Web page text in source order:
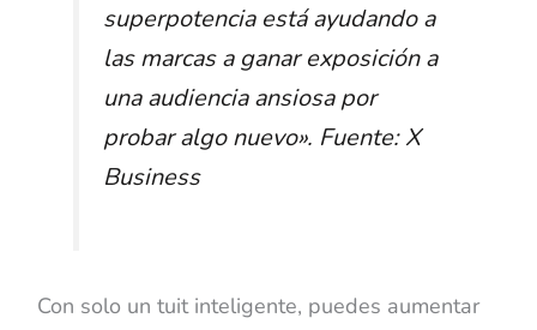
superpotencia está ayudando a
las marcas a ganar exposición a
una audiencia ansiosa por
probar algo nuevo». Fuente: X
Business
Con solo un tuit inteligente, puedes aumentar